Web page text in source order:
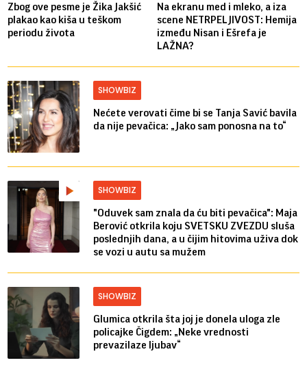
Zbog ove pesme je Žika Jakšić
plakao kao kiša u teškom
periodu života
Na ekranu med i mleko, a iza
scene NETRPELJIVOST: Hemija
između Nisan i Ešrefa je
LAŽNA?
SHOWBIZ
Nećete verovati čime bi se Tanja Savić bavila
da nije pevačica: „Jako sam ponosna na to“
SHOWBIZ
"Oduvek sam znala da ću biti pevačica": Maja
Berović otkrila koju SVETSKU ZVEZDU sluša
poslednjih dana, a u čijim hitovima uživa dok
se vozi u autu sa mužem
SHOWBIZ
Glumica otkrila šta joj je donela uloga zle
policajke Čigdem: „Neke vrednosti
prevazilaze ljubav“